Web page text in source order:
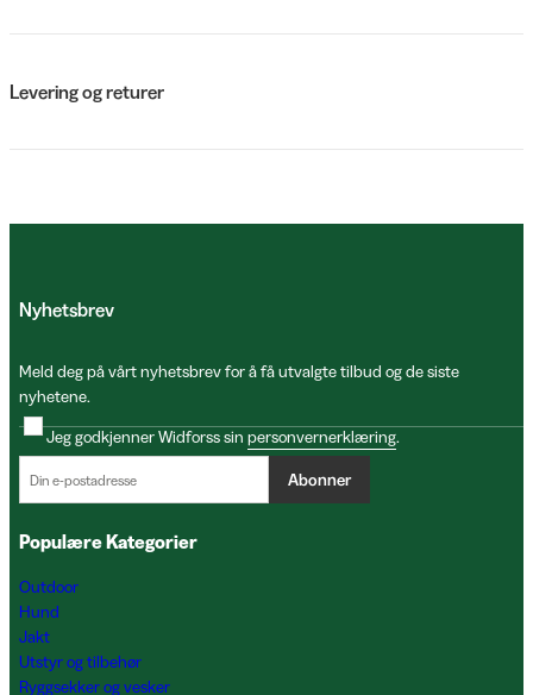
Levering og returer
Nyhetsbrev
Meld deg på vårt nyhetsbrev for å få utvalgte tilbud og de siste
nyhetene.
Jeg godkjenner Widforss sin personvernerklæring.
Abonner
Populære Kategorier
Outdoor
Hund
Jakt
Utstyr og tilbehør
Ryggsekker og vesker